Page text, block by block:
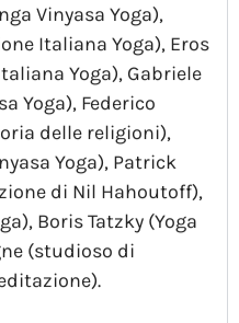
Vinyasa Yoga),
Italiana Yoga), Eros
Yoga), Gabriele
Yoga), Federico
delle religioni),
Yoga), Patrick
di Nil Hahoutoff),
Boris Tatzky (Yoga
(studioso di